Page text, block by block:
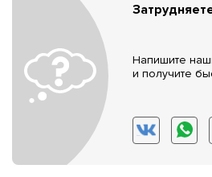
Напишите
и получите